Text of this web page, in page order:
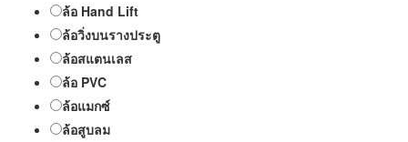
ล้อ Hand Lift
ล้อวิ่งบนรางประตู
ล้อสแตนเลส
ล้อ PVC
ล้อแมกซ์
ล้อสูบลม